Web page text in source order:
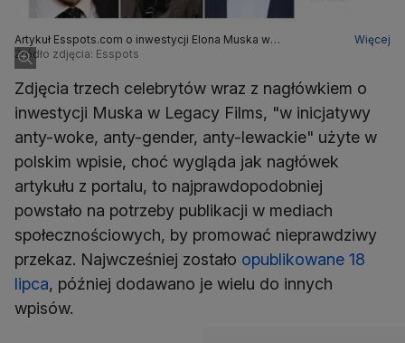
Artykuł Esspots.com o inwestycji Elona Muska w
przedsięwzięcie filmowe Mela Gibsona i Marka Wahlberga
Więcej
Źródło zdjęcia: Esspots
Zdjęcia trzech celebrytów wraz z nagłówkiem o
inwestycji Muska w Legacy Films, "w inicjatywy
anty-woke, anty-gender, anty-lewackie" użyte w
polskim wpisie, choć wygląda jak nagłówek
artykułu z portalu, to najprawdopodobniej
powstało na potrzeby publikacji w mediach
społecznościowych, by promować nieprawdziwy
przekaz. Najwcześniej zostało opublikowane 18
lipca, później dodawano je wielu do innych
wpisów.